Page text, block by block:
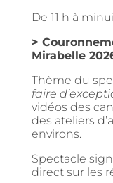
De 11 h à
>
Mirabelle
Thème du
faire
vidéos des
des ateliers
environs.
Spectacle
direct sur les